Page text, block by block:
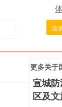
搜
更多关于
宣城
区及